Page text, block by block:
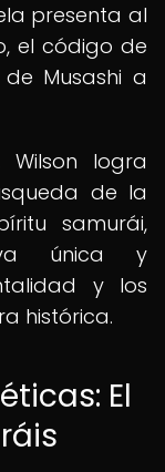
presenta al
el código de
Musashi a
logra
de la
samurái,
única y
y los
histórica.
El